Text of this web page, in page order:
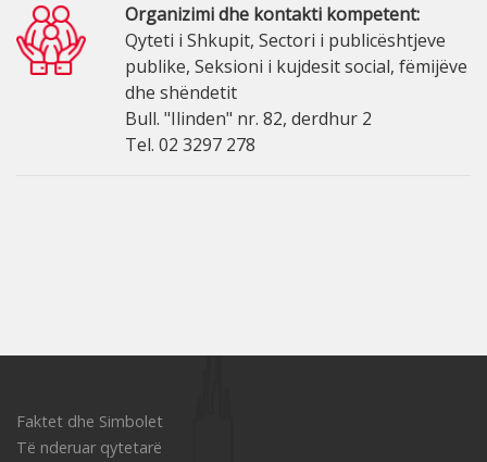
Organizimi dhe kontakti kompetent:
Qyteti i Shkupit, Sectori i publicështjeve
publike, Seksioni i kujdesit social, fëmijëve
dhe shëndetit
Bull. "Ilinden" nr. 82, derdhur 2
Tel. 02 3297 278
Faktet dhe Simbolet
Të nderuar qytetarë